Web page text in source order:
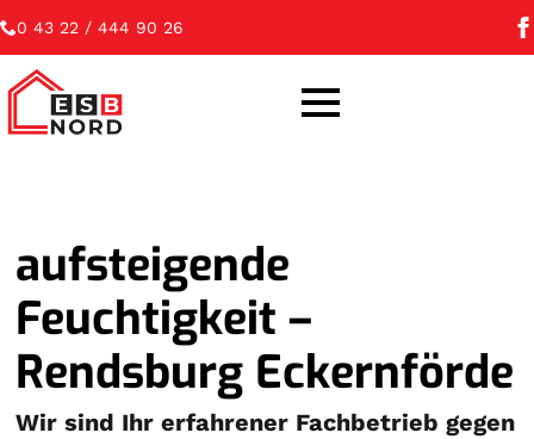
0 43 22 / 444 90 26
aufsteigende
Feuchtigkeit –
Rendsburg Eckernförde
Wir sind Ihr erfahrener Fachbetrieb gegen